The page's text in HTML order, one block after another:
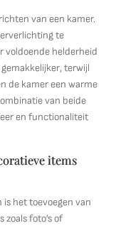
van een kamer.
te
voldoende helderheid
terwijl
de kamer een warme
van beide
en functionaliteit
items
het toevoegen van
foto’s of